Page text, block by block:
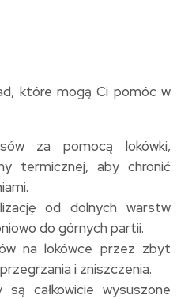
które mogą Ci pomóc w
za pomocą lokówki,
termicznej, aby chronić
od dolnych warstw
do górnych partii.
na lokówce przez zbyt
i zniszczenia.
całkowicie wysuszone